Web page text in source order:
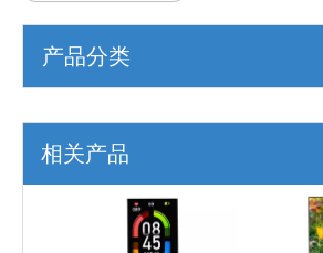
产品分类
相关产品